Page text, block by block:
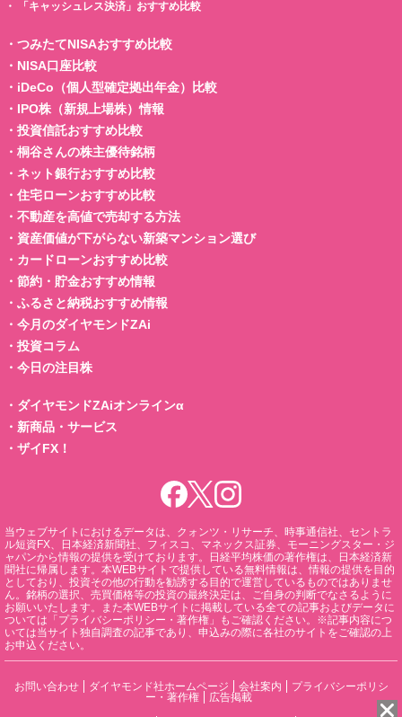
・
「キャッシュレス決済」おすすめ比較
・ つみたてNISAおすすめ比較
・ NISA口座比較
・ iDeCo（個人型確定拠出年金）比較
・ IPO株（新規上場株）情報
・ 投資信託おすすめ比較
・ 桐谷さんの株主優待銘柄
・ ネット銀行おすすめ比較
・ 住宅ローンおすすめ比較
・ 不動産を高値で売却する方法
・ 資産価値が下がらない新築マンション選び
・ カードローンおすすめ比較
・ 節約・貯金おすすめ情報
・ ふるさと納税おすすめ情報
・ 今月のダイヤモンドZAi
・ 投資コラム
・ 今日の注目株
・ ダイヤモンドZAiオンラインα
・ 新商品・サービス
・ ザイFX！
当ウェブサイトにおけるデータは、クォンツ・リサーチ、時事通信社、セントラ
ル短資FX、日本経済新聞社、フィスコ、マネックス証券、モーニングスター・ジ
ャパンから情報の提供を受けております。日経平均株価の著作権は、日本経済新
聞社に帰属します。本WEBサイトで提供している無料情報は、情報の提供を目的
としており、投資その他の行動を勧誘する目的で運営しているものではありませ
ん。銘柄の選択、売買価格等の投資の最終決定は、ご自身の判断でなさるように
お願いいたします。また本WEBサイトに掲載している全ての記事およびデータに
ついては「プライバシーポリシー・著作権」もご確認ください。※記事内容につ
いては当サイト独自調査の記事であり、申込みの際に各社のサイトをご確認の上
お申込ください。
お問い合わせ ダイヤモンド社ホームページ 会社案内
プライバシーポリシ
ー・著作権
広告掲載